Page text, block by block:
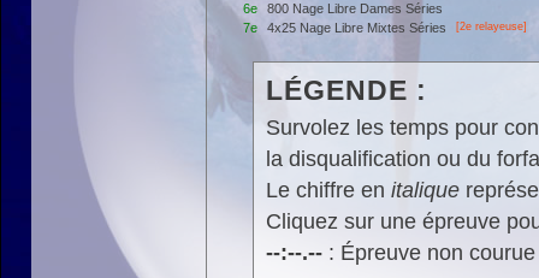
6e
800 Nage Libre Dames Séries
7e
4x25 Nage Libre Mixtes Séries [2e relayeuse]
LÉGENDE :
Survolez les temps pour
la disqualification ou du
Le chiffre en italique
Cliquez sur une épreuve
--:--.--: Épreuve non